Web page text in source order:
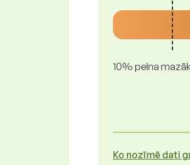
10% pelna
Ko nozīmē dati